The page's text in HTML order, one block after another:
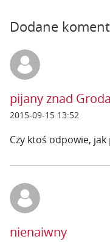
Dodane
pijany znad
2015-09-15 13:52
Czy ktoś odpowie, jak
nienaiwny